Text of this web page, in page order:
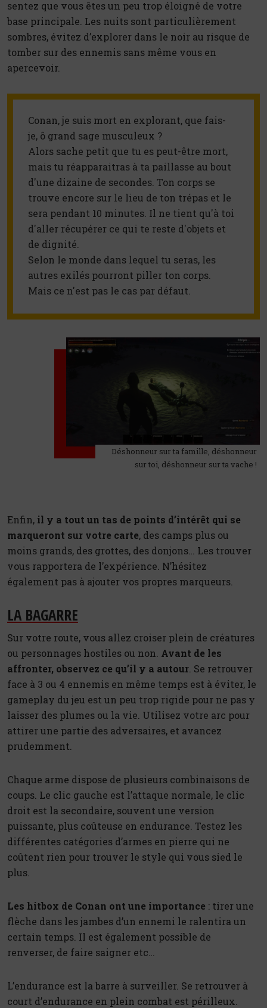
sentez que vous êtes un peu trop éloigné de votre
base principale. Les nuits sont particulièrement
sombres, évitez d’explorer dans le noir au risque de
tomber sur des ennemis sans même vous en
apercevoir.
Conan, je suis mort en explorant, que fais-
je, ô grand sage musculeux ?
Alors sache petit que tu es peut-être mort,
mais tu réapparaitras à ta paillasse au bout
d'une dizaine de secondes. Ton corps se
trouve encore sur le lieu de ton trépas et le
sera pendant 10 minutes. Il ne tient qu'à toi
d'aller récupérer ce qui te reste d'objets et
de dignité.
Selon le monde dans lequel tu seras, les
autres exilés pourront piller ton corps.
Mais ce n'est pas le cas par défaut.
Déshonneur sur ta famille, déshonneur
sur toi, déshonneur sur ta vache !
Enfin, il y a tout un tas de points d’intérêt qui se
marqueront sur votre carte, des camps plus ou
moins grands, des grottes, des donjons… Les trouver
vous rapportera de l’expérience. N’hésitez
également pas à ajouter vos propres marqueurs.
LA BAGARRE
Sur votre route, vous allez croiser plein de créatures
ou personnages hostiles ou non. Avant de les
affronter, observez ce qu’il y a autour . Se retrouver
face à 3 ou 4 ennemis en même temps est à éviter, le
gameplay du jeu est un peu trop rigide pour ne pas y
laisser des plumes ou la vie. Utilisez votre arc pour
attirer une partie des adversaires, et avancez
prudemment.
Chaque arme dispose de plusieurs combinaisons de
coups. Le clic gauche est l’attaque normale, le clic
droit est la secondaire, souvent une version
puissante, plus coûteuse en endurance. Testez les
différentes catégories d’armes en pierre qui ne
coûtent rien pour trouver le style qui vous sied le
plus.
Les hitbox de Conan ont une importance : tirer une
flèche dans les jambes d’un ennemi le ralentira un
certain temps. Il est également possible de
renverser, de faire saigner etc…
L’endurance est la barre à surveiller. Se retrouver à
court d’endurance en plein combat est périlleux.